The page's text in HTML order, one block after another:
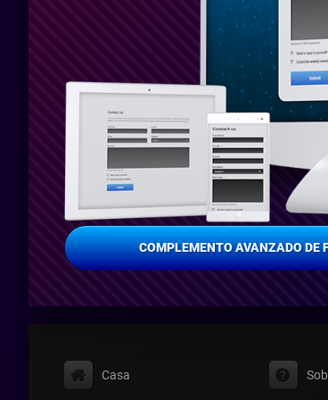
COMPLEMENTO AVANZADO DE
Casa